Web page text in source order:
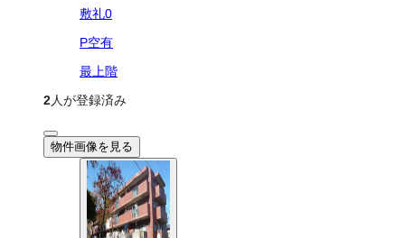
敷礼0
P空有
最上階
2人が登録済み
物件画像を見る